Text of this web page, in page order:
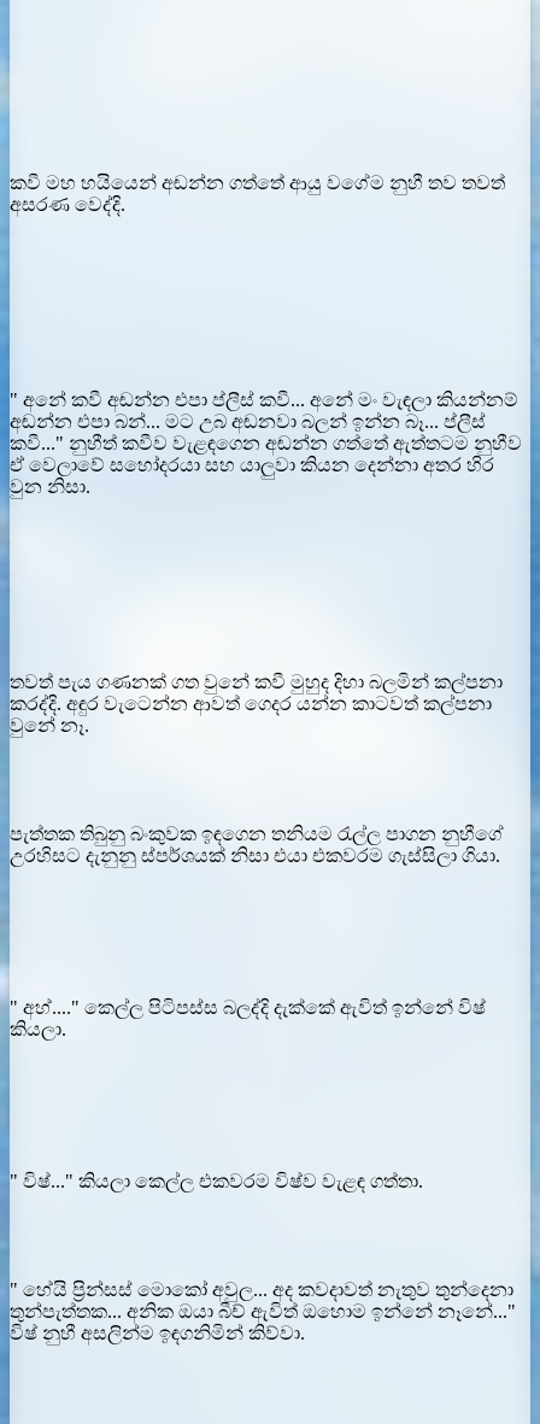
කවී මහ හයියෙන් අඬන්න ගත්තේ ආයු වගේම නුහී තව තවත්
අසරණ වෙද්දි.
" අනේ කවී අඬන්න එපා ප්ලීස් කවී... අනේ මං වැඳලා කියන්නම්
අඬන්න එපා බන්... මට උබ අඬනවා බලන් ඉන්න බෑ... ප්ලීස්
කවී..." නුහීත් කවීව වැළඳගෙන අඬන්න ගත්තේ ඇත්තටම නුහීව
ඒ වෙලාවේ සහෝදරයා සහ යාලුවා කියන දෙන්නා අතර හිර
වුන නිසා.
තවත් පැය ගණනක් ගත වුනේ කවී මුහුද දිහා බලමින් කල්පනා
කරද්දි. අඳුර වැටෙන්න ආවත් ගෙදර යන්න කාටවත් කල්පනා
වුනේ නෑ.
පැත්තක තිබුනු බංකුවක ඉඳගෙන තනියම රැල්ල පාගන නුහීගේ
උරහිසට දැනුනු ස්පර්ශයක් නිසා එයා එකවරම ගැස්සිලා ගියා.
" අහ්...." කෙල්ල පිටිපස්ස බලද්දි දැක්කේ ඇවිත් ඉන්නේ විෂ්
කියලා.
" විෂ්..." කියලා කෙල්ල එකවරම විෂ්ව වැළඳ ගත්තා.
" හේයි ප්‍රින්සස් මොකෝ අවුල... අද කවදාවත් නැතුව තුන්දෙනා
තුන්පැත්තක... අනික ඔයා බීච් ඇවිත් ඔහොම ඉන්නේ නෑනේ..."
විෂ් නුහී අසලින්ම ඉඳගනිමින් කිව්වා.